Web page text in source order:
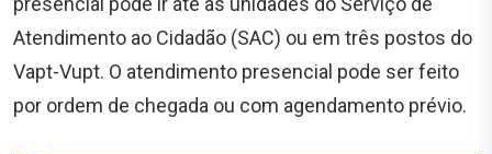
Atendimento ao Cidadão (SAC) ou em três postos do
Vapt-Vupt. O atendimento presencial pode ser feito
por ordem de chegada ou com agendamento prévio.